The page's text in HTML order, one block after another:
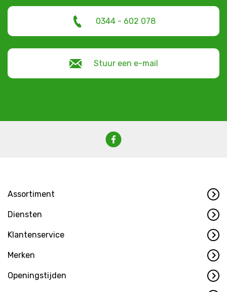
0344 - 602 078
Stuur een e-mail
Assortiment
Diensten
Klantenservice
Merken
Openingstijden